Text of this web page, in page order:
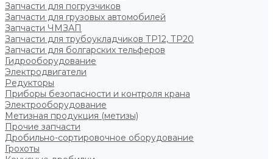
Запчасти для погрузчиков
Запчасти для грузовых автомобилей
Запчасти ЧМЗАП
Запчасти для трубоукладчиков ТР12, ТР20
Запчасти для болгарских тельферов
Гидрооборудование
Электродвигатели
Редукторы
Приборы безопасности и контроля крана
Электрооборудование
Метизная продукция (метизы)
Прочие запчасти
Дробильно-сортировочное оборудование
Грохоты